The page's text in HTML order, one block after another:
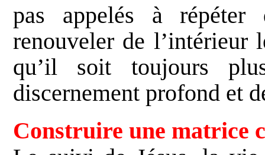
pas appelés à répéter
renouveler de l’intérieur
qu’il soit toujours
discernement profond et
Construire une matrice